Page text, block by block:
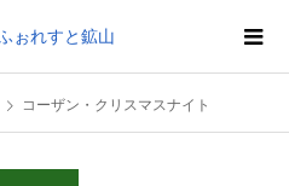
ぉれすと鉱山
コーザン・クリスマスナイト